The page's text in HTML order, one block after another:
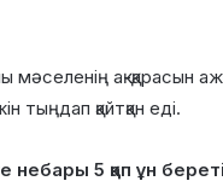
мәселенің ақ-қарасын
тыңдап қайтқан еді.
небары 5 қап ұн